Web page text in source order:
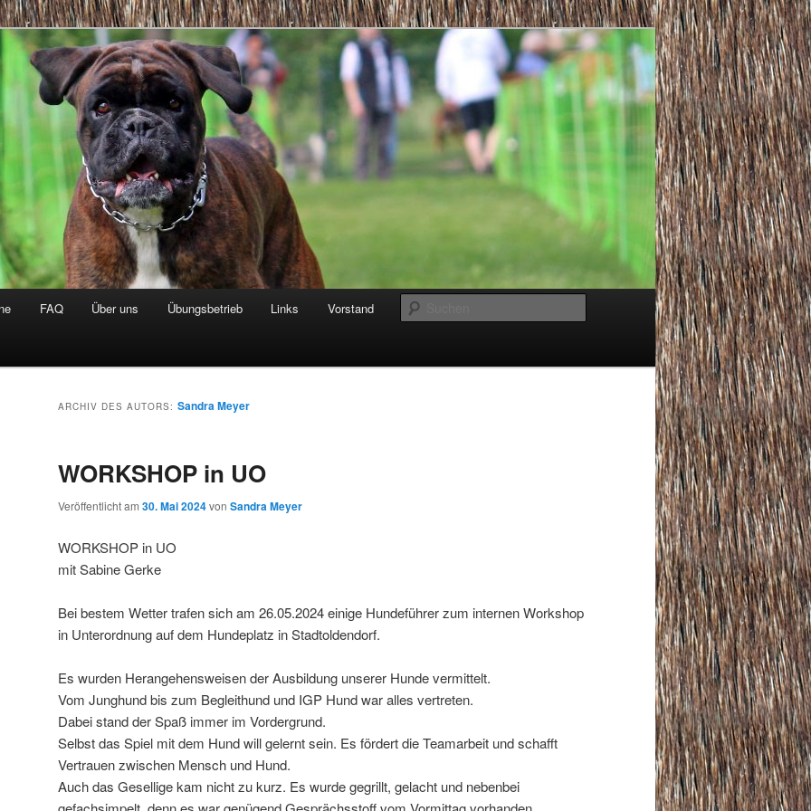
FAQ Über uns Übungsbetrieb Links Vorstand
ARCHIV DES AUTORS: Sandra Meyer
WORKSHOP in UO
Veröffentlicht am 30. Mai 2024von Sandra Meyer
WORKSHOP in UO
mit Sabine Gerke
Bei bestem Wetter trafen sich am 26.05.2024 einige Hundeführer zum internen Workshop
in Unterordnung auf dem Hundeplatz in Stadtoldendorf.
Es wurden Herangehensweisen der Ausbildung unserer Hunde vermittelt.
Vom Junghund bis zum Begleithund und IGP Hund war alles vertreten.
Dabei stand der Spaß immer im Vordergrund.
Selbst das Spiel mit dem Hund will gelernt sein. Es fördert die Teamarbeit und schafft
Vertrauen zwischen Mensch und Hund.
Auch das Gesellige kam nicht zu kurz. Es wurde gegrillt, gelacht und nebenbei